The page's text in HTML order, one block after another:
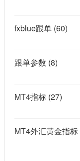
fxblue跟单 (60)
跟单参数 (8)
MT4指标 (27)
MT4外汇黄金指标